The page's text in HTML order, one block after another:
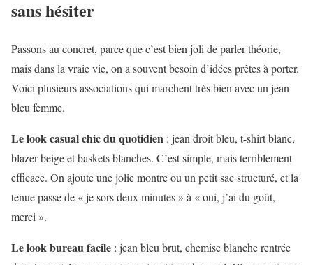
sans hésiter
Passons au concret, parce que c’est bien joli de parler théorie,
mais dans la vraie vie, on a souvent besoin d’idées prêtes à porter.
Voici plusieurs associations qui marchent très bien avec un jean
bleu femme.
Le look casual chic du quotidien : jean droit bleu, t-shirt blanc,
blazer beige et baskets blanches. C’est simple, mais terriblement
efficace. On ajoute une jolie montre ou un petit sac structuré, et la
tenue passe de « je sors deux minutes » à « oui, j’ai du goût,
merci ».
Le look bureau facile : jean bleu brut, chemise blanche rentrée